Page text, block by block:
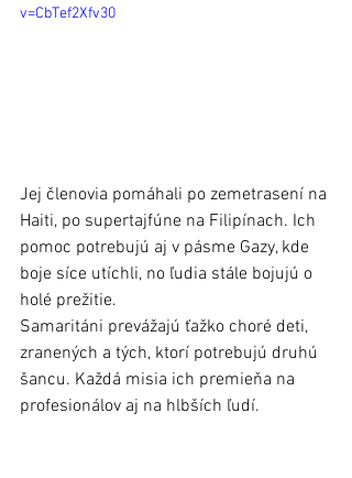
v=CbTef2Xfv30
Jej členovia pomáhali po zemetrasení na
Haiti, po supertajfúne na Filipínach. Ich
pomoc potrebujú aj v pásme Gazy, kde
boje síce utíchli, no ľudia stále bojujú o
holé prežitie.
Samaritáni prevážajú ťažko choré deti,
zranených a tých, ktorí potrebujú druhú
šancu. Každá misia ich premieňa na
profesionálov aj na hlbších ľudí.